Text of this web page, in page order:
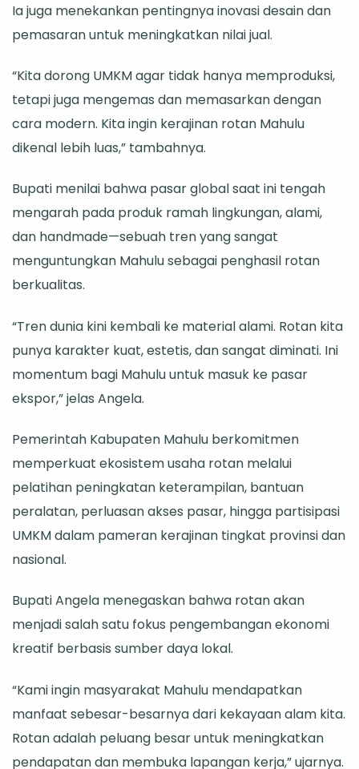
Ia juga menekankan pentingnya inovasi desain dan
pemasaran untuk meningkatkan nilai jual.
“Kita dorong UMKM agar tidak hanya memproduksi,
tetapi juga mengemas dan memasarkan dengan
cara modern. Kita ingin kerajinan rotan Mahulu
dikenal lebih luas,” tambahnya.
Bupati menilai bahwa pasar global saat ini tengah
mengarah pada produk ramah lingkungan, alami,
dan handmade—sebuah tren yang sangat
menguntungkan Mahulu sebagai penghasil rotan
berkualitas.
“Tren dunia kini kembali ke material alami. Rotan kita
punya karakter kuat, estetis, dan sangat diminati. Ini
momentum bagi Mahulu untuk masuk ke pasar
ekspor,” jelas Angela.
Pemerintah Kabupaten Mahulu berkomitmen
memperkuat ekosistem usaha rotan melalui
pelatihan peningkatan keterampilan, bantuan
peralatan, perluasan akses pasar, hingga partisipasi
UMKM dalam pameran kerajinan tingkat provinsi dan
nasional.
Bupati Angela menegaskan bahwa rotan akan
menjadi salah satu fokus pengembangan ekonomi
kreatif berbasis sumber daya lokal.
“Kami ingin masyarakat Mahulu mendapatkan
manfaat sebesar-besarnya dari kekayaan alam kita.
Rotan adalah peluang besar untuk meningkatkan
pendapatan dan membuka lapangan kerja,” ujarnya.